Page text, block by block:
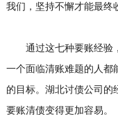
我们，坚持不懈才能最终
通过这七种要账经验，
一个面临清账难题的人都
的目标。湖北讨债公司的
要账清债变得更加容易。